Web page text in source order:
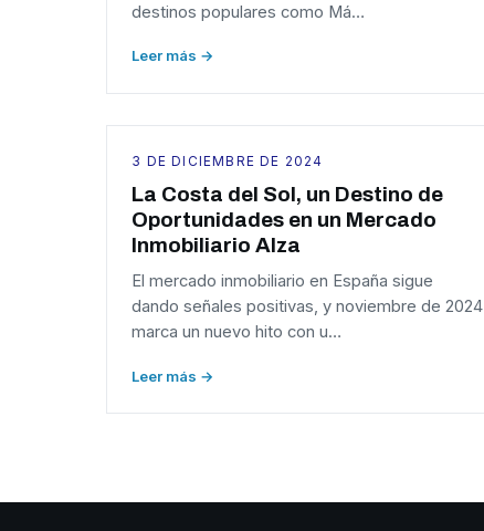
destinos populares como Má…
Leer más →
3 DE DICIEMBRE DE 2024
La Costa del Sol, un Destino de
Oportunidades en un Mercado
Inmobiliario Alza
El mercado inmobiliario en España sigue
dando señales positivas, y noviembre de 2024
marca un nuevo hito con u…
Leer más →